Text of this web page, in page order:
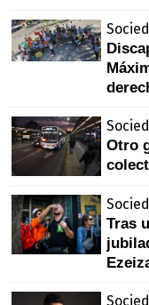
Otro
Tras